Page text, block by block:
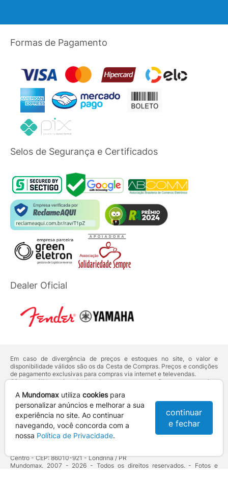
Formas de Pagamento
Selos de Segurança e Certificados
Dealer Oficial
Em caso de divergência de preços e estoques no site, o valor e
disponibilidade válidos são os da Cesta de Compras. Preços e condições
de pagamento exclusivas para compras via internet e televendas.
Ofertas válidas até o término de nossos estoques. Para compras acima
deVenda Corporativa.
Os preços apresentados no site prevalecem sobre outros anunciados em
qualquer outro meio de comunicação ou sites de buscas. Código de
Defesa do Consumidor:Lei nº 8.078.
Vendas sujeitas à confirmação de dados e análises de crédito e risco.
Centro - CEP: 86010-921 - Londrina / PR
Mundomax. 2007 - 2026 - Todos os direitos reservados. - Fotos e
A Mundomax utiliza cookiespara
personalizar anúncios e melhorar a sua
experiência no site. Ao continuar
navegando, você concorda com a
nossa Política de Privacidade.
continuar
e fechar